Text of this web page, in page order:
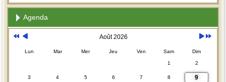
Agenda
Août 2026
Lun Mar Mer Jeu Ven Sam Dim
1 2
3 4 5 6 7 8 9